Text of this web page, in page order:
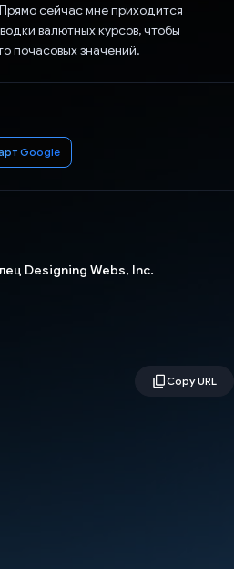
сейчас мне приходится
валютных курсов, чтобы
почасовых значений.
Google
Designing Webs, Inc.